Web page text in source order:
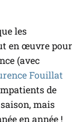
les
en œuvre pour
(avec
Fouillat
de
mais
en année !